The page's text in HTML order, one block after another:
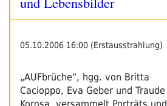
05.10.2006 16:00 (Erstausstrahlung)
„AUFbrüche“, hgg. von Britta
Cacioppo, Eva Geber und Traude
Korosa, versammelt Porträts und